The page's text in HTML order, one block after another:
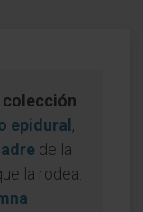
colección
epidural ,
de la
la rodea.